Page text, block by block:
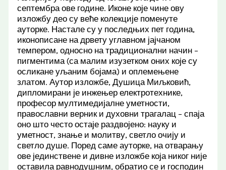
септембра ове године. Иконе које чине ову
изложбу део су веће колекције поменуте
ауторке. Настале су у последњих пет година,
иконописане на дрвету углавном јајчаном
темпером, односно на традиционални начин –
пигментима (са малим изузетком оних које су
осликане уљаним бојама) и оплемењене
златом. Аутор изложбе, Душица Миљковић,
дипломирани је инжењер електротехнике,
професор мултимедијалне уметности,
православни верник и духовни трагалац – спаја
оно што често остаје раздвојено: науку и
уметност, знање и молитву, светло очију и
светло душе. Поред саме ауторке, на отварању
ове јединствене и дивне изложбе која никог није
оставила равнодушним, обратио се и господин